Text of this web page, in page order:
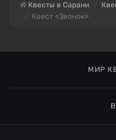
Квесты в Сарани
Квест «Звонок»
МИР